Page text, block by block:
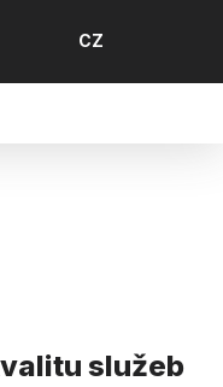
Jazyk
CZ
služeb